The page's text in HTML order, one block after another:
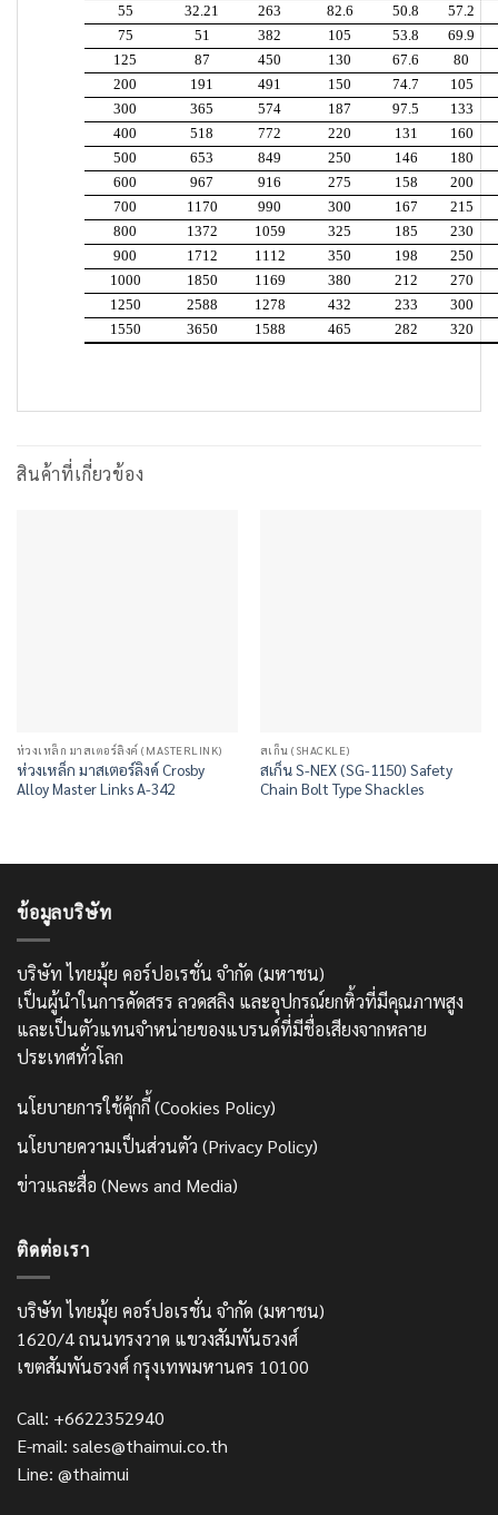
55
32.21 263 82.6 50.8
57.2
75
51 382 105 53.8
69.9
125
87 450 130 67.6
80
200
191 491 150 74.7
105
300
365 574 187 97.5
133
400
518 772 220 131
160
500
653 849 250 146
180
600
967 916 275 158
200
700
1170 990 300 167
215
800
1372 1059 325 185
230
900
1712 1112 350 198
250
1000
1850 1169 380 212
270
1250
2588 1278 432 233
300
1550
3650 1588 465 282 320
สินค้าที่เกี่ยวข้อง
ห่วงเหล็ก มาสเตอร์ลิงค์ (MASTERLINK)
ห่วงเหล็ก มาสเตอร์ลิงค์ Crosby
Alloy Master Links A-342
สเก็น (SHACKLE)
สเก็น S-NEX (SG-1150) Safety
Chain Bolt Type Shackles
ข้อมูลบริษัท
บริษัท ไทยมุ้ย คอร์ปอเรชั่น จำกัด (มหาชน)
เป็นผู้นำในการคัดสรร ลวดสลิง และอุปกรณ์ยกหิ้วที่มีคุณภาพสูง
และเป็นตัวแทนจำหน่ายของแบรนด์ที่มีชื่อเสียงจากหลาย
ประเทศทั่วโลก
นโยบายการใช้คุ้กกี้ (Cookies Policy)
นโยบายความเป็นส่วนตัว (Privacy Policy)
ข่าวและสื่อ (News and Media)
ติดต่อเรา
บริษัท ไทยมุ้ย คอร์ปอเรชั่น จำกัด (มหาชน)
1620/4 ถนนทรงวาด แขวงสัมพันธวงศ์
เขตสัมพันธวงศ์ กรุงเทพมหานคร 10100
Call: +6622352940
E-mail: sales@thaimui.co.th
Line: @thaimui